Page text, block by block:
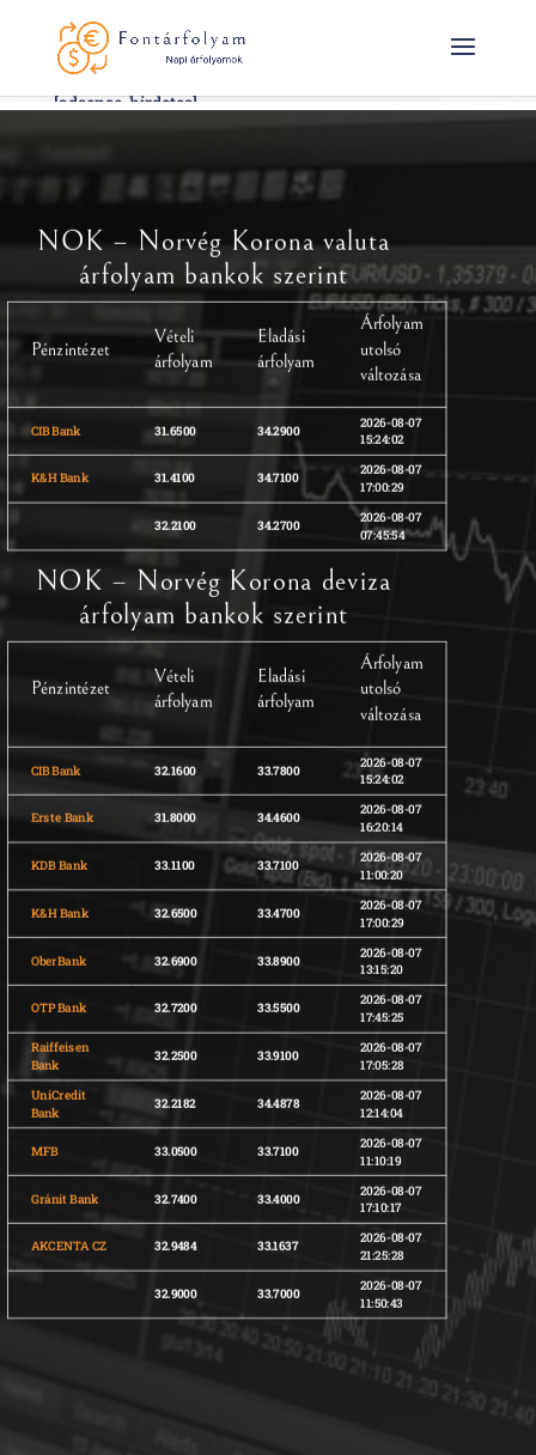
[adsense-hirdetes]
NOK – Norvég Korona valuta
árfolyam bankok szerint
Pénzintézet
Vételi
árfolyam
Eladási
árfolyam
Árfolyam
utolsó
változása
CIB Bank 31.6500 34.2900 2026-08-07
15:24:02
K&H Bank 31.4100 34.7100
2026-08-07
17:00:29
32.2100 34.2700
2026-08-07
07:45:54
NOK – Norvég Korona deviza
árfolyam bankok szerint
Pénzintézet
Vételi
árfolyam
Eladási
árfolyam
Árfolyam
utolsó
változása
CIB Bank 32.1600 33.7800
2026-08-07
15:24:02
Erste Bank 31.8000 34.4600
2026-08-07
16:20:14
KDB Bank 33.1100 33.7100
2026-08-07
11:00:20
K&H Bank 32.6500 33.4700 2026-08-07
17:00:29
OberBank 32.6900 33.8900
2026-08-07
13:15:20
OTP Bank 32.7200 33.5500 2026-08-07
17:45:25
Raiffeisen
Bank
32.2500 33.9100
2026-08-07
17:05:28
UniCredit
Bank
32.2182 34.4878 2026-08-07
12:14:04
MFB 33.0500 33.7100
2026-08-07
11:10:19
Gránit Bank 32.7400 33.4000
2026-08-07
17:10:17
AKCENTA CZ 32.9484 33.1637 2026-08-07
21:25:28
32.9000 33.7000 2026-08-07
11:50:43